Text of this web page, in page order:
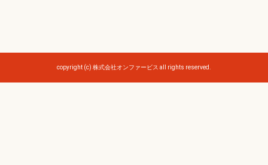
copyright (c) 株式会社オンファービス all rights reserved.